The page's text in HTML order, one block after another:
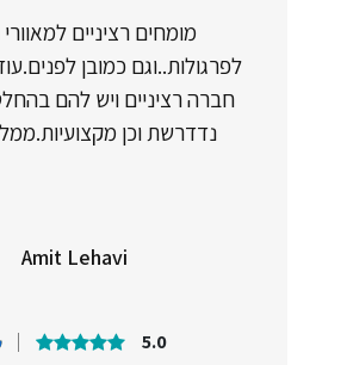
מומחים רציניים
לפרגולות..וגם כמובן
חברה רציניים ויש להם
נדדרשת וכן
Amit Lehavi
5.0